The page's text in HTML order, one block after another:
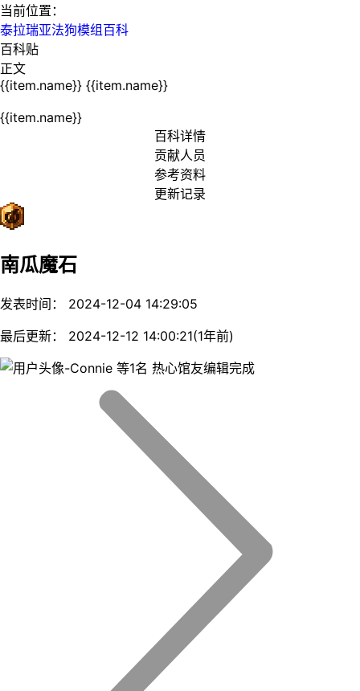
当前位置：
泰拉瑞亚法狗模组百科
百科贴
正文
{{item.name}} {{item.name}}
{{item.name}}
百科详情
贡献人员
参考资料
更新记录
南瓜魔石
发表时间： 2024-12-04 14:29:05
最后更新： 2024-12-12 14:00:21(1年前)
等1名 热心馆友编辑完成